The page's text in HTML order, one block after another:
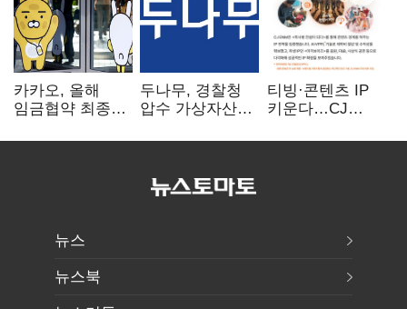
카카오, 올해
임금협약 최종
인상·격려금
두나무, 경찰청
압수 가상자산
커스터디 사업
티빙·콘텐츠 IP
키운다…CJ
글로벌 확장 가속
뉴스
뉴스북